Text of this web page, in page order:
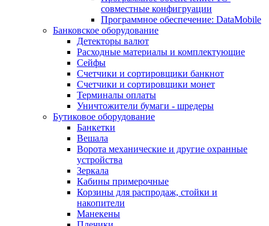
совместные конфигруации
Программное обеспечение: DataMobile
Банковское оборудование
Детекторы валют
Расходные материалы и комплектующие
Сейфы
Счетчики и сортировщики банкнот
Счетчики и сортировщики монет
Терминалы оплаты
Уничтожители бумаги - шредеры
Бутиковое оборудование
Банкетки
Вешала
Ворота механические и другие охранные
устройства
Зеркала
Кабины примерочные
Корзины для распродаж, стойки и
накопители
Манекены